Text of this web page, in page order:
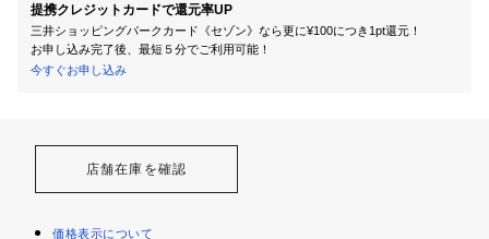
提携クレジットカードで還元率UP
三井ショッピングパークカード《セゾン》なら更に¥100につき1pt還元！
お申し込み完了後、最短５分でご利用可能！
今すぐお申し込み
店舗在庫を確認
価格表示について